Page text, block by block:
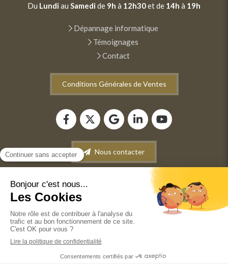
Du Lundi au Samedi de 9h à 12h30et de 14h à 19h
Dépannage informatique
Témoignages
Contact
Conditions Générales de Ventes
Nous contacter
Conditions générales de vente
©2022 ANM INFORMATIQUE - Dépannage-Maintenance
informatique. Vente de matériel informatique. Récupération
de données.